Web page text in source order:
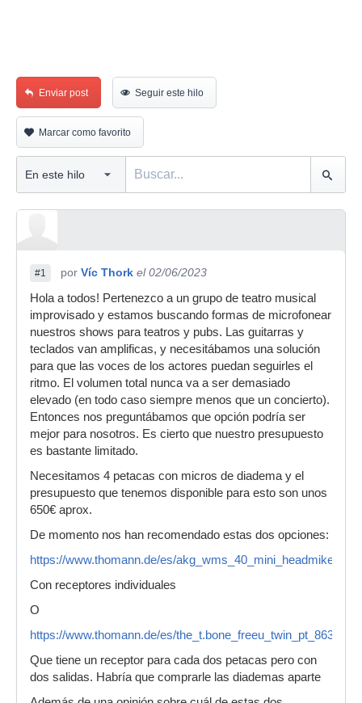
Enviar post Seguir este hilo
Marcar como favorito
#1 por Víc Thork el 02/06/2023
Hola a todos! Pertenezco a un grupo de teatro musical
improvisado y estamos buscando formas de microfonear
nuestros shows para teatros y pubs. Las guitarras y
teclados van amplificas, y necesitábamos una solución
para que las voces de los actores puedan seguirles el
ritmo. El volumen total nunca va a ser demasiado
elevado (en todo caso siempre menos que un concierto).
Entonces nos preguntábamos que opción podría ser
mejor para nosotros. Es cierto que nuestro presupuesto
es bastante limitado.
Necesitamos 4 petacas con micros de diadema y el
presupuesto que tenemos disponible para esto son unos
650€ aprox.
De momento nos han recomendado estas dos opciones:
https://www.thomann.de/es/
Con receptores individuales
O
https://www.thomann.de/es/the_t.bone_freeu_twin_pt_863.htm
Que tiene un receptor para cada dos petacas pero con
dos salidas. Habría que comprarle las diademas aparte